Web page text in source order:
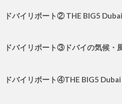
ドバイリポート② THE BIG5
ドバイリポート③ドバイの気候・
ドバイリポート④THE BIG5